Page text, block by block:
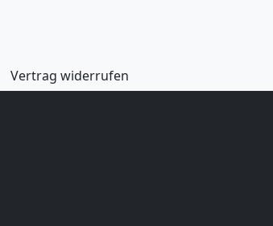
Vertrag widerrufen